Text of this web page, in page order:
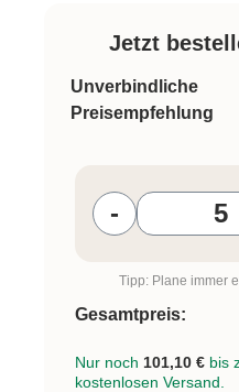
Jetzt
Unverbindliche
Preisempfehlung
-
Tipp: Plane immer
Gesamtpreis:
Nur noch 101,10 € bis
kostenlosen Versand.